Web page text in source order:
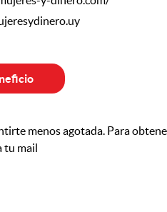
menos agotada. Para
tu mail